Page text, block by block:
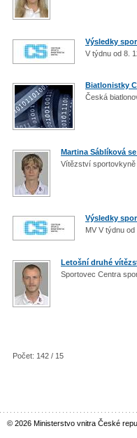
Výsledky
V týdnu od 8.
Biatlonistky
Česká
Martina Sáblíková
Vítězství sportovkyně
Výsledky
MV V týdnu
Letošní druhé
Sportovec Centra
Počet: 142 / 15
© 2026 Ministerstvo vnitra České